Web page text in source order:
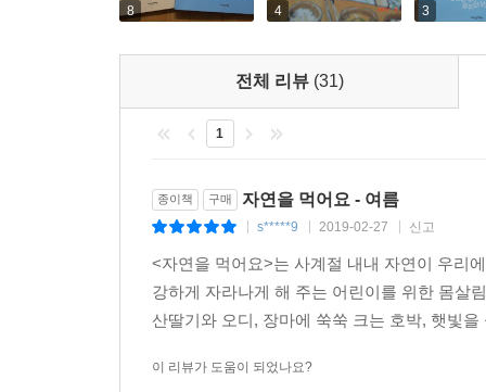
8 4 3
전체 리뷰 (31)
1
종이책 구매 자연을 먹어요 - 여름
s*****9 2019-02-27 신고
<자연을 먹어요>는 사계절 내내 자연이 우리
강하게 자라나게 해 주는 어린이를 위한 몸살
산딸기와 오디, 장마에 쑥쑥 크는 호박, 햇빛
이 리뷰가 도움이 되었나요?